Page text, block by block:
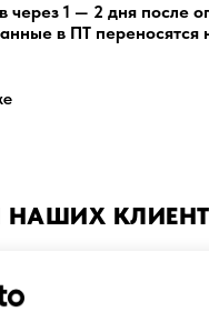
через 1 — 2 дня после
в ПТ переносятся
НАШИХ
вопросы и помогут